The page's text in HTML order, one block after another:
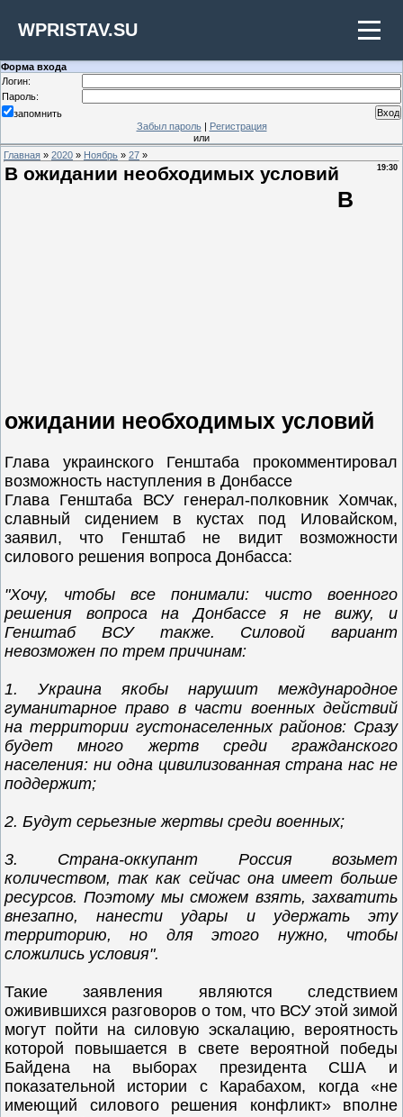
WPRISTAV.SU
Форма входа
Логин:
Пароль:
запомнить
Забыл пароль| Регистрация
или
Главная » 2020 » Ноябрь » 27 »
19:30
В ожидании необходимых условий
В
ожидании необходимых условий
Глава украинского Генштаба прокомментировал
возможность наступления в Донбассе
Глава Генштаба ВСУ генерал-полковник Хомчак,
славный сидением в кустах под Иловайском,
заявил, что Генштаб не видит возможности
силового решения вопроса Донбасса:
"Хочу, чтобы все понимали: чисто военного
решения вопроса на Донбассе я не вижу, и
Генштаб ВСУ также. Силовой вариант
невозможен по трем причинам:
1. Украина якобы нарушит международное
гуманитарное право в части военных действий
на территории густонаселенных районов: Сразу
будет много жертв среди гражданского
населения: ни одна цивилизованная страна нас не
поддержит;
2. Будут серьезные жертвы среди военных;
3. Страна-оккупант Россия возьмет
количеством, так как сейчас она имеет больше
ресурсов. Поэтому мы сможем взять, захватить
внезапно, нанести удары и удержать эту
территорию, но для этого нужно, чтобы
сложились условия".
Такие заявления являются следствием
оживившихся разговоров о том, что ВСУ этой зимой
могут пойти на силовую эскалацию, вероятность
которой повышается в свете вероятной победы
Байдена на выборах президента США и
показательной истории с Карабахом, когда «не
имеющий силового решения конфликт» вполне